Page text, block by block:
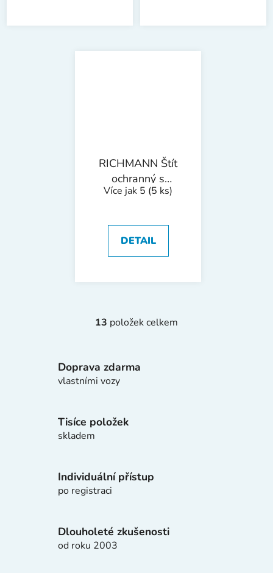
RICHMANN Štít
ochranný s
nylonovou mřížkou
Více jak 5 (5 ks)
DETAIL
O
á
k
p
13 položek celkem
Doprava zdarma
vlastními vozy
Tisíce položek
skladem
Individuální přístup
po registraci
Dlouholeté zkušenosti
od roku 2003